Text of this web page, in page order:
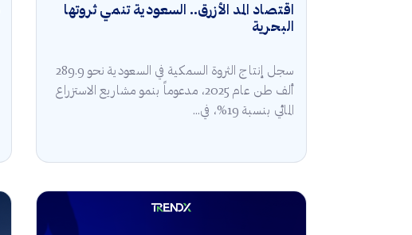
اقتصاد المد الأزرق.. السعودية تنمي ثروتها
البحرية
سجل إنتاج الثروة السمكية في السعودية نحو 289.9
ألف طن عام 2025، مدعوماً بنمو مشاريع الاستزراع
المائي بنسبة 19%، في...